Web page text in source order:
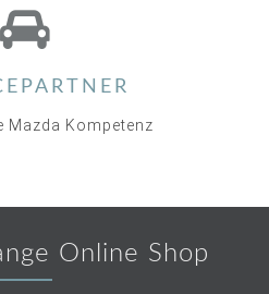
Mazda Kompetenz
Online Shop